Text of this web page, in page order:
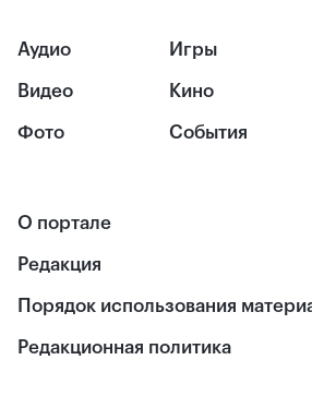
Аудио
Видео
Фото
Игры
Кино
События
О портале
Редакция
Порядок использования
Редакционная политика